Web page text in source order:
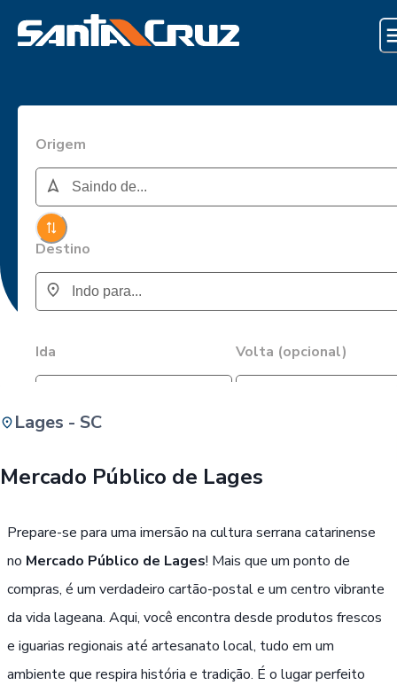
Origem
Destino
Ida Volta (opcional)
Lages - SC
Mercado Público de Lages
Prepare-se para uma imersão na cultura serrana catarinense
no Mercado Público de Lages! Mais que um ponto de
compras, é um verdadeiro cartão-postal e um centro vibrante
da vida lageana. Aqui, você encontra desde produtos frescos
e iguarias regionais até artesanato local, tudo em um
ambiente que respira história e tradição. É o lugar perfeito